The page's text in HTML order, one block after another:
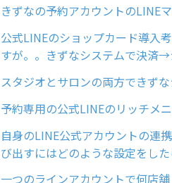
きずなの予約アカウントのLINE
公式LINEのショップカード導入
すが。。きずなシステムで決済
スタジオとサロンの両方できず
予約専用の公式LINEのリッチメ
自身のLINE公式アカウントの連
び出すにはどのような設定をし
一つのラインアカウントで何店